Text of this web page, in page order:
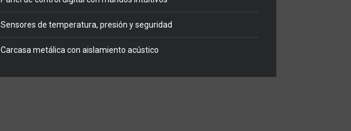
Sensores de temperatura, presión y seguridad
Carcasa metálica con aislamiento acústico